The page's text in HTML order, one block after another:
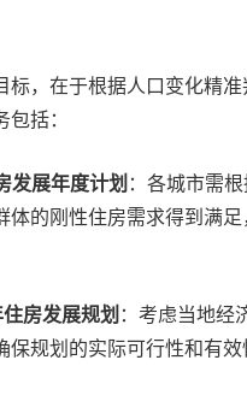
，在于根据人口变化精准
括：
发展年度计划 ：各城市需
体的刚性住房需求得到满
房发展规划 ：考虑当地经
规划的实际可行性和有效